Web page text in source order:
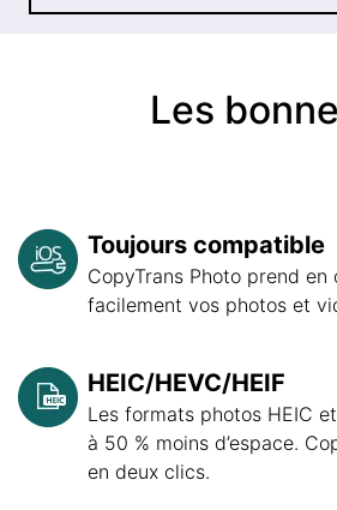
Les
Toujours compatible
CopyTrans Photo prend
facilement vos photos et
HEIC/HEVC/HEIF
Les formats photos HEIC
à 50 % moins d’espace.
en deux clics.